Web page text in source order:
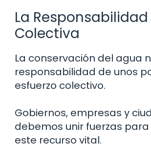
La Responsabilidad
Colectiva
La conservación del agua
responsabilidad de unos
esfuerzo colectivo.
Gobiernos, empresas y
debemos unir fuerzas
este recurso vital.